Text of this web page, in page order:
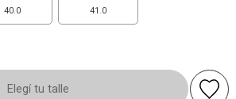
40.0 41.0
Elegí tu talle